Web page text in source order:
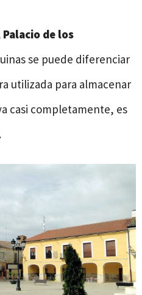
Palacio de los
se puede diferenciar
utilizada para almacenar
casi completamente, es